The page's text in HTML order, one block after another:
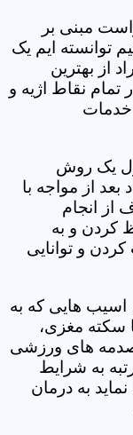
مبنی بر
توانسته ایم یک
از بهترین
تمام نقاط اژیه و
خدمات
یک روش
از مواجه با
انجام
کردن و به
و توانایی
اسیب هایی که به
سکته مغزی،
صدمه های ورزشی
به شرایط
به درمان